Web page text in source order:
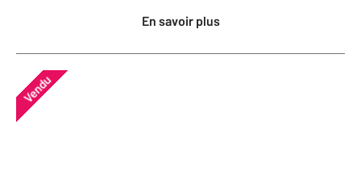
En savoir plus
Vendu